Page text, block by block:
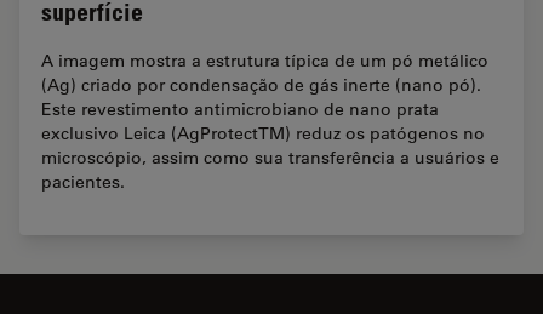
superfície
A imagem mostra a estrutura típica de um pó metálico
(Ag) criado por condensação de gás inerte (nano pó).
Este revestimento antimicrobiano de nano prata
exclusivo Leica (AgProtectTM) reduz os patógenos no
microscópio, assim como sua transferência a usuários e
pacientes.